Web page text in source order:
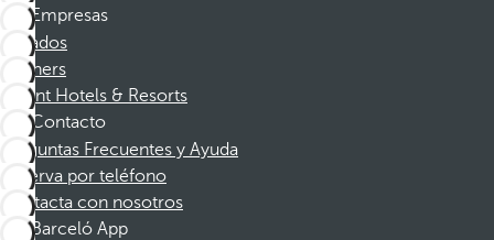
Empresas
Afiliados
Partners
Dorint Hotels & Resorts
Contacto
Preguntas Frecuentes y Ayuda
Reserva por teléfono
Contacta con nosotros
Barceló App